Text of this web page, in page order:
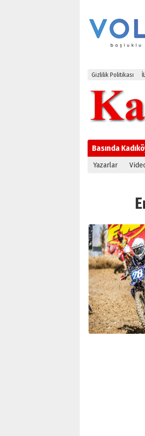
Gizlilik Politikası
Basında
Yazarlar